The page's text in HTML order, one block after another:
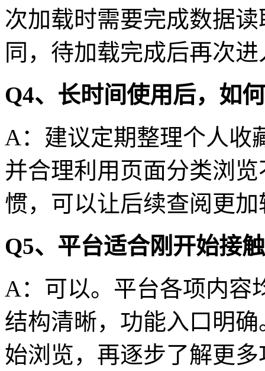
次加载时需要完成数据
同，待加载完成后再次
Q4、长时间使用后，如
A：建议定期整理个人收
并合理利用页面分类浏
惯，可以让后续查阅更
Q5、平台适合刚开始接
A：可以。平台各项内容
结构清晰，功能入口明
始浏览，再逐步了解更